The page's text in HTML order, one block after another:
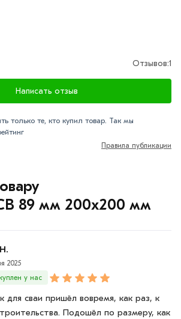
89 мм 200х200 мм
2025
у нас
для сваи пришёл вовремя, как раз, к
Подошёл по размеру, как
Отзывов:1
Написать отзыв
только те, кто купил товар. Так мы
Правила публикации